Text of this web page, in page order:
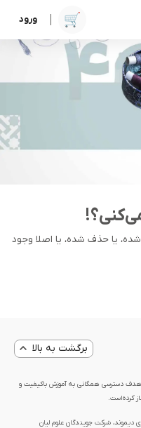
ورود
یا حذف شده، یا اصلا وجود
برگشت به بالا
با هدف دسترسی همگانی به آموزش باکیفیت و
دیموند، شرکت جویندگان علوم لیان